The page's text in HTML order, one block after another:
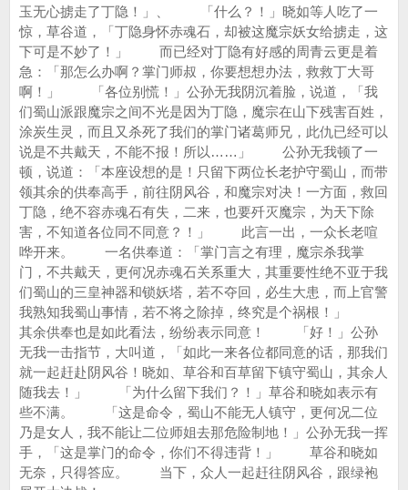
玉无心掳走了丁隐！」、 「什么？！」晓如等人吃了一
惊，草谷道，「丁隐身怀赤魂石，却被这魔宗妖女给掳走，这
下可是不妙了！」 而已经对丁隐有好感的周青云更是着
急：「那怎么办啊？掌门师叔，你要想想办法，救救丁大哥
啊！」 「各位别慌！」公孙无我阴沉着脸，说道，「我
们蜀山派跟魔宗之间不光是因为丁隐，魔宗在山下残害百姓，
涂炭生灵，而且又杀死了我们的掌门诸葛师兄，此仇已经可以
说是不共戴天，不能不报！所以……」 公孙无我顿了一
顿，说道：「本座设想的是！只留下两位长老护守蜀山，而带
领其余的供奉高手，前往阴风谷，和魔宗对决！一方面，救回
丁隐，绝不容赤魂石有失，二来，也要歼灭魔宗，为天下除
害，不知道各位同不同意？！」 此言一出，一众长老喧
哗开来。 一名供奉道：「掌门言之有理，魔宗杀我掌
门，不共戴天，更何况赤魂石关系重大，其重要性绝不亚于我
们蜀山的三皇神器和锁妖塔，若不夺回，必生大患，而上官警
我熟知我蜀山事情，若不将之除掉，终究是个祸根！」
其余供奉也是如此看法，纷纷表示同意！ 「好！」公孙
无我一击指节，大叫道，「如此一来各位都同意的话，那我们
就一起赶赴阴风谷！晓如、草谷和百草留下镇守蜀山，其余人
随我去！」 「为什么留下我们？！」草谷和晓如表示有
些不满。 「这是命令，蜀山不能无人镇守，更何况二位
乃是女人，我不能让二位师姐去那危险制地！」公孙无我一挥
手，「这是掌门的命令，你们不得违背！」 草谷和晓如
无奈，只得答应。 当下，众人一起赶往阴风谷，跟绿袍